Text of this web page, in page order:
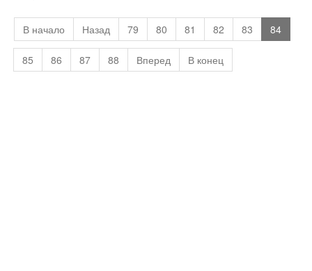
В начало Назад 79 80 81 82 83 84
85 86 87 88 Вперед В конец